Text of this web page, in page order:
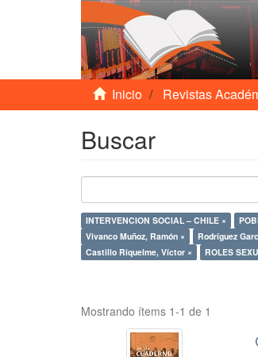
Inicio Revistas
Buscar
INTERVENCION SOCIAL – CHILE ×
Vivanco Muñoz, Ramón ×
Rodríguez
Castillo Riquelme, Víctor ×
ROLES
Mostrando ítems 1-1 de 1